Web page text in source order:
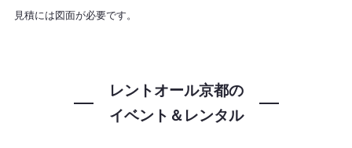
見積には図面が必要です。
レントオール京都の
イベント＆レンタル